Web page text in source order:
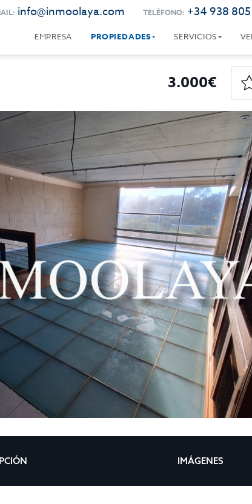
info@inmoolaya.com TELÉFONO: +34 938 805
EMPRESA PROPIEDADES SERVICIOS
3.000€
IMÁGENES